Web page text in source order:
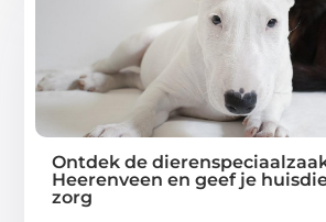
Ontdek de
Heerenveen en geef je
zorg